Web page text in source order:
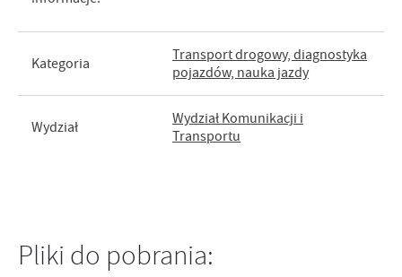
Kategoria
Transport drogowy, diagnostyka
pojazdów, nauka jazdy
Wydział
Wydział Komunikacji i
Transportu
Pliki do pobrania: